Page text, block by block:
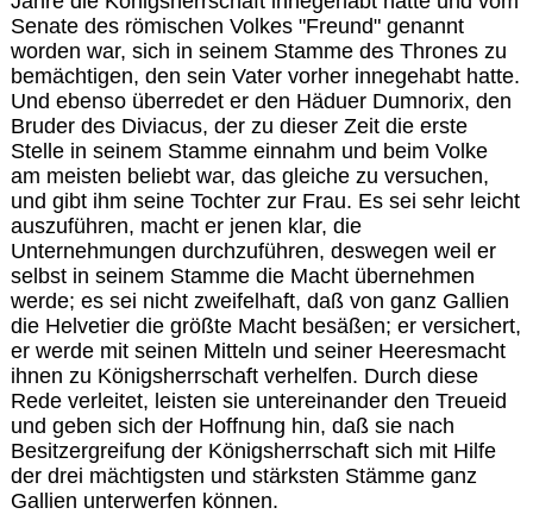
Senate des römischen Volkes "Freund" genannt
worden war, sich in seinem Stamme des Thrones zu
bemächtigen, den sein Vater vorher innegehabt hatte.
Und ebenso überredet er den Häduer Dumnorix, den
Bruder des Diviacus, der zu dieser Zeit die erste
Stelle in seinem Stamme einnahm und beim Volke
am meisten beliebt war, das gleiche zu versuchen,
und gibt ihm seine Tochter zur Frau. Es sei sehr leicht
auszuführen, macht er jenen klar, die
Unternehmungen durchzuführen, deswegen weil er
selbst in seinem Stamme die Macht übernehmen
werde; es sei nicht zweifelhaft, daß von ganz Gallien
die Helvetier die größte Macht besäßen; er versichert,
er werde mit seinen Mitteln und seiner Heeresmacht
ihnen zu Königsherrschaft verhelfen. Durch diese
Rede verleitet, leisten sie untereinander den Treueid
und geben sich der Hoffnung hin, daß sie nach
Besitzergreifung der Königsherrschaft sich mit Hilfe
der drei mächtigsten und stärksten Stämme ganz
Gallien unterwerfen können.